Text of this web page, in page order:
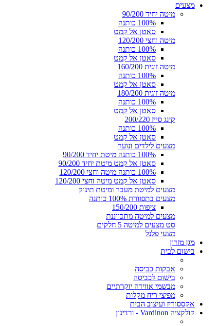
מצעים
מיטה יחיד 90/200
100% כותנה
סאטן אל קמט
מיטה וחצי 120/200
100% כותנה
סאטן אל קמט
מיטה זוגית 160/200
100% כותנה
סאטן אל קמט
מיטה זוגית 180/200
100% כותנה
סאטן אל קמט
קינג סייז 200/220
100% כותנה
סאטן אל קמט
מצעים לילדים ונוער
100% כותנה מיטת יחיד 90/200
סאטן אל קמט מיטת יחיד 90/200
100% כותנה מיטה וחצי 120/200
סאטן אל קמט מיטה וחצי 120/200
מצעים למיטת מעבר ומיטת תינוק
מצעים בתפזורת 100% כותנה
ציפות 150/200
מצעים למיטה מתכווננת
סט מצעים למיטה 5 חלקים
מצעי פלנל
מגן מזרון
בישום לבית
אבקות כביסה
בישום לכביסה
מבשמי אווירה יוקרתיים
מפיצי ריח מקלות
אקססוריז ועיצוב הבית
קולקציה Vardinon - ורדינון